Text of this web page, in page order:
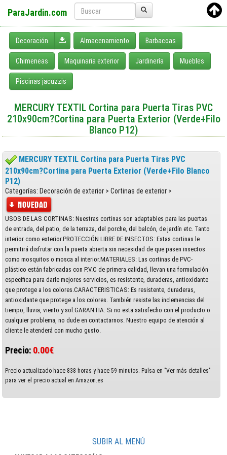
ParaJardin.com
Decoración Desplegar menú
Almacenamiento Barbacoas
Chimeneas Maquinaria exterior Jardinería Muebles
Piscinas jacuzzis
MERCURY TEXTIL Cortina para Puerta Tiras PVC
210x90cm?Cortina para Puerta Exterior (Verde+Filo
Blanco P12)
MERCURY TEXTIL Cortina para Puerta Tiras PVC
210x90cm?Cortina para Puerta Exterior (Verde+Filo Blanco
P12)
Categorías: Decoración de exterior > Cortinas de exterior >
USOS DE LAS CORTINAS: Nuestras cortinas son adaptables para las puertas
de entrada, del patio, de la terraza, del porche, del balcón, de jardín etc. Tanto
interior como exterior.PROTECCIÓN LIBRE DE INSECTOS: Estas cortinas le
permitirá disfrutar con la puerta abierta sin necesidad de que pasen insectos
como mosquitos o mosca al interior.MATERIALES: Las cortinas de PVC-
plástico están fabricadas con P.V.C de primera calidad, llevan una formulación
específica para darle mejores servicios, es resistente, duraderas, antioxidante
que protege a los colores.CARACTERISTICAS: Es resistente, duraderas,
antioxidante que protege a los colores. También resiste las inclemencias del
tiempo, lluvia, viento y sol.GARANTIA: Si no esta satisfecho con el producto o
cualquier problema, no dude en contactarnos. Nuestro equipo de atención al
cliente le atenderá con mucho gusto.
Precio: 0.00€
Precio actualizado hace 838 horas y hace 59 minutos. Pulsa en "Ver más detalles"
para ver el precio actual en Amazon.es
SUBIR AL MENÚ